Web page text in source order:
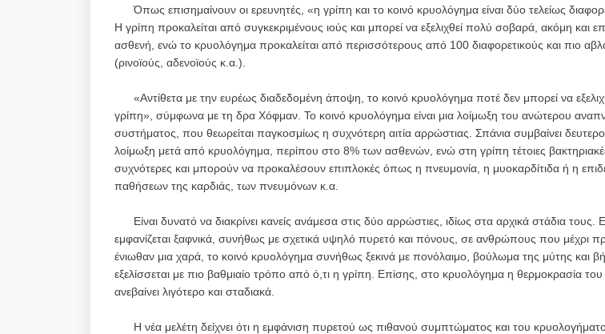
Όπως επισημαίνουν οι ερευνητές, «η γρίπη και το κοινό κρυολόγημα είναι δύο τελείως
Η γρίπη προκαλείται από συγκεκριμένους ιούς και μπορεί να εξελιχθεί πολύ σοβαρά, ακόμη και
ασθενή, ενώ το κρυολόγημα προκαλείται από περισσότερους από 100 διαφορετικούς και πιο
(ρινοϊούς, αδενοϊούς κ.α.).
«Αντίθετα με την ευρέως διαδεδομένη άποψη, το κοινό κρυολόγημα ποτέ δεν μπορεί να
γρίπη», σύμφωνα με τη δρα Χόφμαν. Το κοινό κρυολόγημα είναι μια λοίμωξη του ανώτερου
συστήματος, που θεωρείται παγκοσμίως η συχνότερη αιτία αρρώστιας. Σπάνια συμβαίνει
λοίμωξη μετά από κρυολόγημα, περίπου στο 8% των ασθενών, ενώ στη γρίπη τέτοιες βακτηριακές
συχνότερες και μπορούν να προκαλέσουν επιπλοκές όπως η πνευμονία, η μυοκαρδίτιδα ή η
παθήσεων της καρδιάς, των πνευμόνων κ.α.
Είναι δυνατό να διακρίνει κανείς ανάμεσα στις δύο αρρώστιες, ιδίως στα αρχικά στάδια τους.
εμφανίζεται ξαφνικά, συνήθως με σχετικά υψηλό πυρετό και πόνους, σε ανθρώπους που μέχρι
ένιωθαν μια χαρά, το κοινό κρυολόγημα συνήθως ξεκινά με πονόλαιμο, βούλωμα της μύτης και
εξελίσσεται με πιο βαθμιαίο τρόπο από ό,τι η γρίπη. Επίσης, στο κρυολόγημα η θερμοκρασία
ανεβαίνει λιγότερο και σταδιακά.
Η νέα μελέτη δείχνει ότι η εμφάνιση πυρετού ως πιθανού συμπτώματος και του